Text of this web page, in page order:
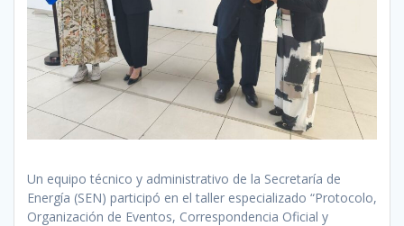
Un equipo técnico y administrativo de la Secretaría de
Energía (SEN) participó en el taller especializado “Protocolo,
Organización de Eventos, Correspondencia Oficial y